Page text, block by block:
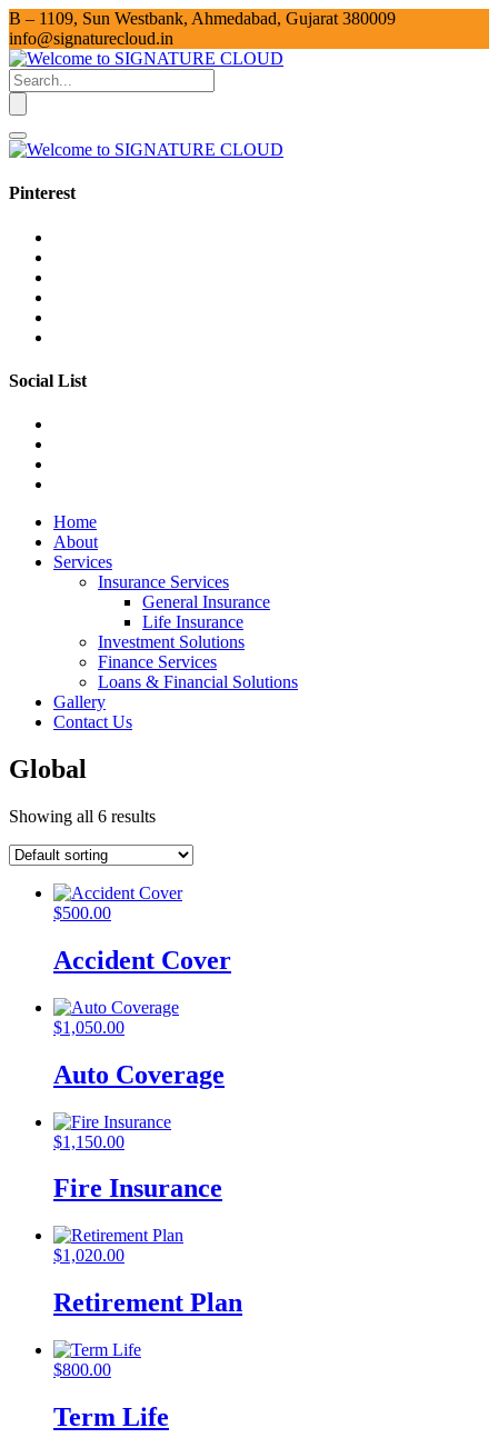
B – 1109, Sun Westbank, Ahmedabad, Gujarat 380009
info@signaturecloud.in
Pinterest
Social List
Home
About
Services
Insurance Services
General Insurance
Life Insurance
Investment Solutions
Finance Services
Loans & Financial Solutions
Gallery
Contact Us
Global
Showing all 6 results
$500.00
Accident Cover
$1,050.00
Auto Coverage
$1,150.00
Fire Insurance
$1,020.00
Retirement Plan
$800.00
Term Life